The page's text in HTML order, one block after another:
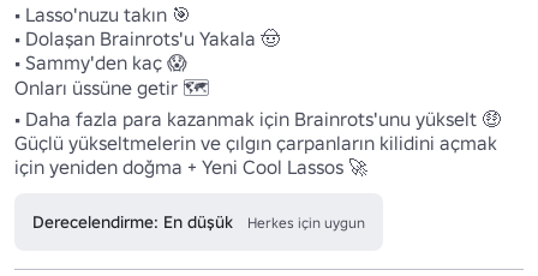
• Lasso'nuzu takın 🎯
• Dolaşan Brainrots'u Yakala 🤠
• Sammy'den kaç 😱
Onları üssüne getir 🗺️
• Daha fazla para kazanmak için Brainrots'unu yükselt 🤑
Güçlü yükseltmelerin ve çılgın çarpanların kilidini açmak
için yeniden doğma + Yeni Cool Lassos 🚀
Derecelendirme: En düşük Herkes için uygun